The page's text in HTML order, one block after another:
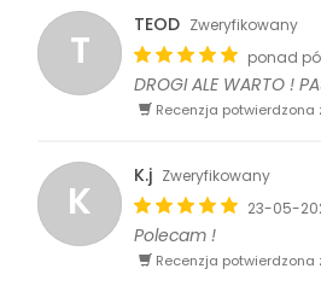
T
TEOD Zweryfikowany
ponad
DROGI ALE WARTO !
Recenzja potwierdzona
K
K.j Zweryfikowany
23-05-
Polecam !
Recenzja potwierdzona